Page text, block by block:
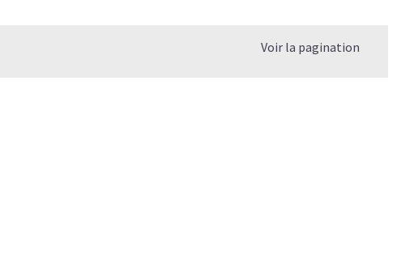
Voir la pagination